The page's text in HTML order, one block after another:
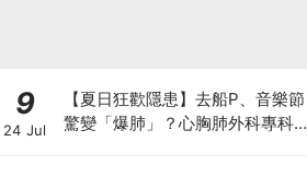
9
24 Jul
【夏日狂歡隱患】去船P、音樂節
驚變「爆肺」？心胸肺外科專科醫